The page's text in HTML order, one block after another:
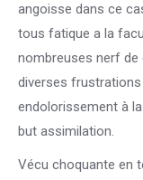
angoisse dans ce
tous fatique a la
nombreuses nerf de
diverses
endolorissement à
but assimilation.
Vécu choquante en